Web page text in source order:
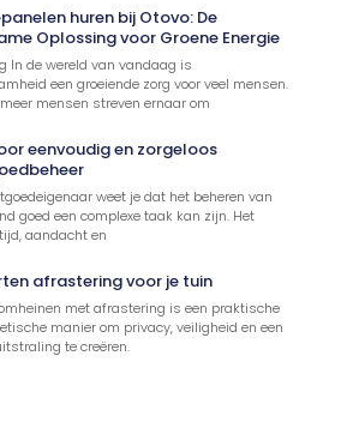
huren bij Otovo: De
Oplossing voor Groene Energie
In de wereld van vandaag is
een groeiende zorg voor veel mensen.
mensen streven ernaar om
eenvoudig en zorgeloos
weet je dat het beheren van
goed een complexe taak kan zijn. Het
aandacht en
afrastering voor je tuin
met afrastering is een praktische
manier om privacy, veiligheid en een
te creëren.